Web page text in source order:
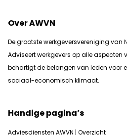
Over AWVN
De grootste werkgeversvereniging van
Adviseert werkgevers op alle aspecten
behartigt de belangen van leden voor
sociaal-economisch klimaat.
Handige pagina’s
Adviesdiensten AWVN | Overzicht